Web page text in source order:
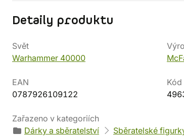
Detaily produktu
Svět
Warhammer 40000
EAN
0787926109122
Zařazeno v kategoriích
Dárky a sběratelství
Sběratelské